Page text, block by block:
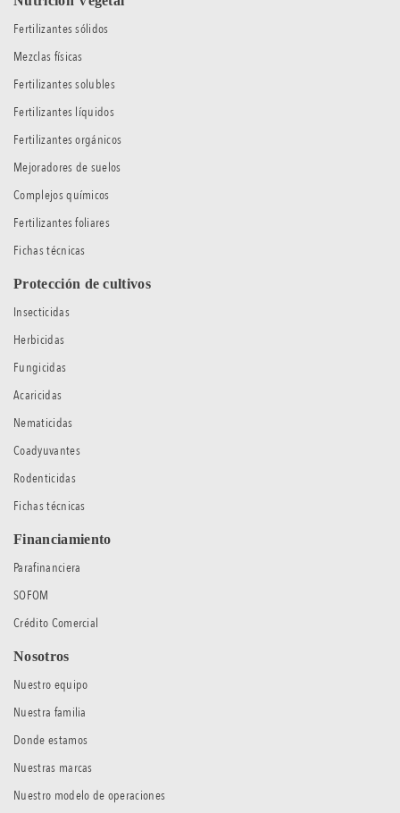
Fertilizantes sólidos
Mezclas físicas
Fertilizantes solubles
Fertilizantes líquidos
Fertilizantes orgánicos
Mejoradores de suelos
Complejos químicos
Fertilizantes foliares
Fichas técnicas
Protección de cultivos
Insecticidas
Herbicidas
Fungicidas
Acaricidas
Nematicidas
Coadyuvantes
Rodenticidas
Fichas técnicas
Financiamiento
Parafinanciera
SOFOM
Crédito Comercial
Nosotros
Nuestro equipo
Nuestra familia
Donde estamos
Nuestras marcas
Nuestro modelo de operaciones